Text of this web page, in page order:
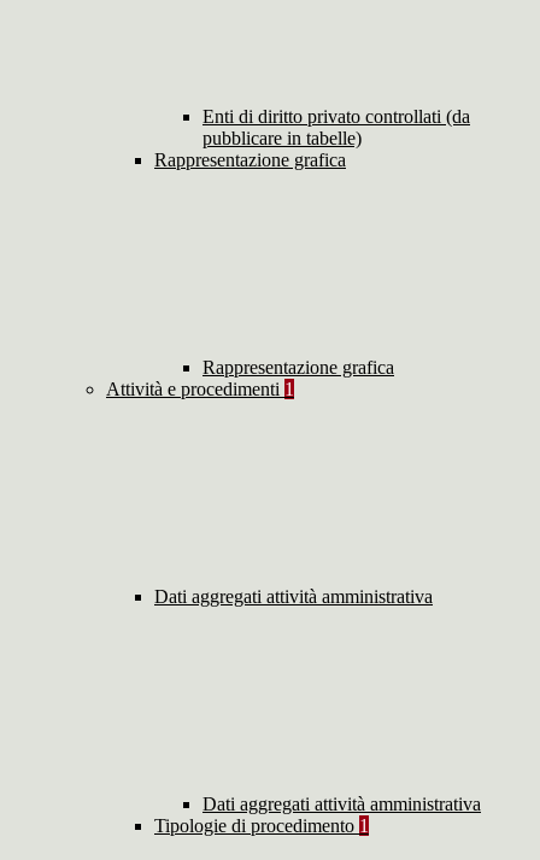
Enti di diritto privato controllati (da
pubblicare in tabelle)
Rappresentazione grafica
Rappresentazione grafica
Attività e procedimenti 1
Dati aggregati attività amministrativa
Dati aggregati attività amministrativa
Tipologie di procedimento 1